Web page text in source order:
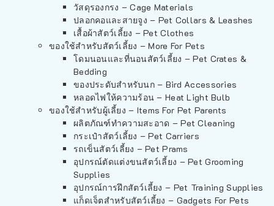
วัสดุรองกรง – Cage Materials
ปลอกคอและสายจูง – Pet Collars & Leashes
เสื้อผ้าสัตว์เลี้ยง – Pet Clothes
ของใช้สำหรับสัตว์เลี้ยง – More For Pets
โดมนอนและที่นอนสัตว์เลี้ยง – Pet Crates &
Bedding
ของประดับสำหรับนก – Bird Accessories
หลอดไฟให้ความร้อน – Heat Light Bulb
ของใช้สำหรับผู้เลี้ยง – Items For Pet Parents
ผลิตภัณฑ์ทำความสะอาด – Pet Cleaning
กระเป๋าสัตว์เลี้ยง – Pet Carriers
รถเข็นสัตว์เลี้ยง – Pet Prams
อุปกรณ์ตัดแต่งขนสัตว์เลี้ยง – Pet Grooming
Supplies
อุปกรณ์การฝึกสัตว์เลี้ยง – Pet Training Supplies
แก็ดเจ็ตสำหรับสัตว์เลี้ยง – Gadgets For Pets